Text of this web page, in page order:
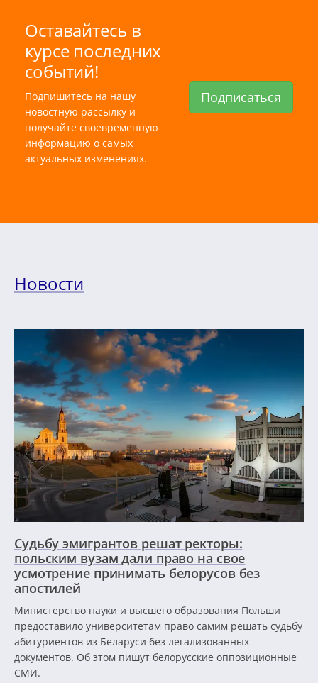
Оставайтесь в
курсе последних
событий!
Подпишитесь на нашу
новостную рассылку и
получайте своевременную
информацию о самых
актуальных изменениях.
Подписаться
Новости
Судьбу эмигрантов решат ректоры:
польским вузам дали право на свое
усмотрение принимать белорусов без
апостилей
Министерство науки и высшего образования Польши
предоставило университетам право самим решать судьбу
абитуриентов из Беларуси без легализованных
документов. Об этом пишут белорусские оппозиционные
СМИ.